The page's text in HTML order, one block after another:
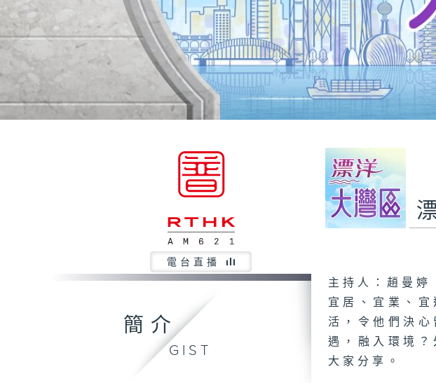
電台直播
簡介
GIST
主持人：趙曼婷
宜居、宜業、
活，令他們決
遇，融入環境
大家分享。